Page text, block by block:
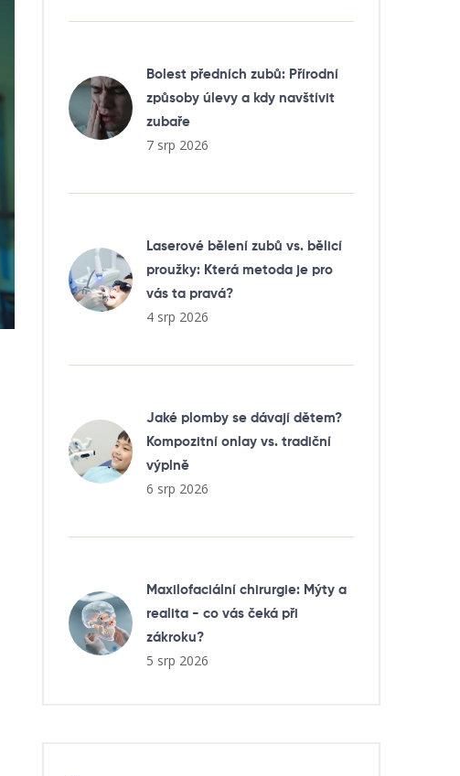
Bolest předních zubů: Přírodní
způsoby úlevy a kdy navštívit
zubaře
7 srp 2026
Laserové bělení zubů vs. bělicí
proužky: Která metoda je pro
vás ta pravá?
4 srp 2026
Jaké plomby se dávají dětem?
Kompozitní onlay vs. tradiční
výplně
6 srp 2026
Maxilofaciální chirurgie: Mýty a
realita - co vás čeká při
zákroku?
5 srp 2026